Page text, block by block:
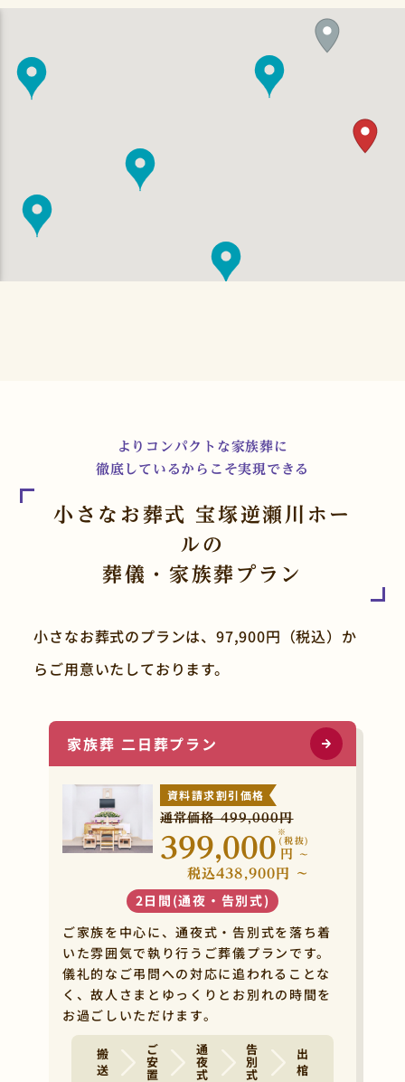
読み取ってください。
よりコンパクトな家族葬に
徹底しているからこそ実現できる
小さなお葬式 宝塚逆瀬川ホー
ルの
葬儀・家族葬プラン
小さなお葬式のプランは、97,900円（税込）か
らご用意いたしております。
家族葬 二日葬プラン
資料請求割引価格
通常価格 499,000円
399,000
※
円
(税抜)
~
税込438,900円 ~
2日間(通夜・告別式)
ご家族を中心に、通夜式・告別式を落ち着
いた雰囲気で執り行うご葬儀プランです。
儀礼的なご弔問への対応に追われることな
く、故人さまとゆっくりとお別れの時間を
お過ごしいただけます。
搬 送 ご安置 通夜式 告別式 出 棺